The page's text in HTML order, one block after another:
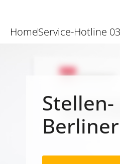
HomeService-Hotline